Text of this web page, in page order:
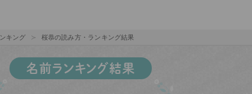
キング 桜恭の読み方・ランキング結果
名前ランキング結果